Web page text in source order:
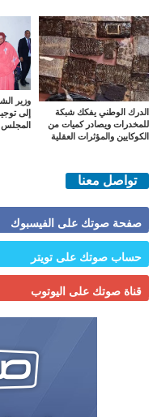
الدرك الوطني يفكك شبكة
للمخدرات ويصادر كميات من
الكوكايين والمؤثرات العقلية
وزير
إلى
المجلس
تواصل معنا
صفحة صوتك على الفيسبوك
حساب صوتك على تويتر
قناة صوتك على اليوتوب